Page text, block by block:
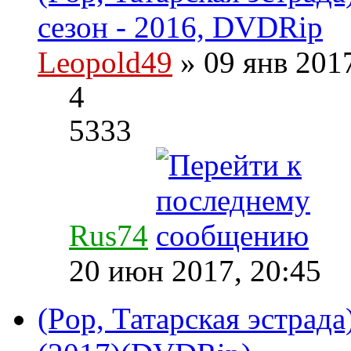
сезон - 2016, DVDRip
Leopold49 » 09 янв
4
5333
Rus74
20 июн 2017, 20:45
(Pop, Татарская